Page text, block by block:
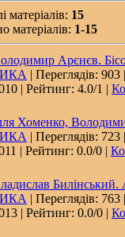
матеріалів: 15
матеріалів: 1-15
Арєнєв.
| Переглядів:
| Рейтинг: 4.0/1 |
Хоменко,
| Переглядів:
| Рейтинг: 0.0/0 |
Билінський.
| Переглядів:
| Рейтинг: 0.0/0 |